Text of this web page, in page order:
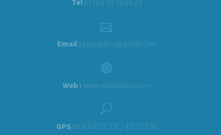


Email :vascadoro@gmail.com


Web :www.vascadoro.com
U
U
GPS : (GPS 9°17’2″E / 41°33’2″N)